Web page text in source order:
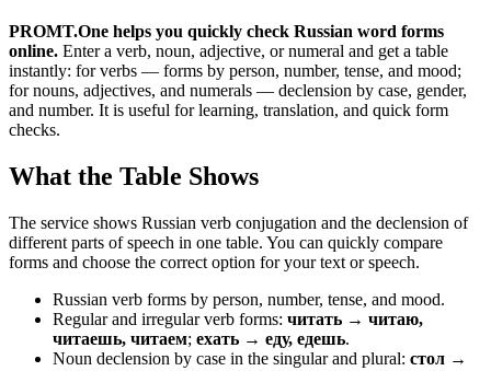
PROMT.One helps you quickly check Russian word forms
online. Enter a verb, noun, adjective, or numeral and get a table
instantly: for verbs — forms by person, number, tense, and mood;
for nouns, adjectives, and numerals — declension by case, gender,
and number. It is useful for learning, translation, and quick form
checks.
What the Table Shows
The service shows Russian verb conjugation and the declension of
different parts of speech in one table. You can quickly compare
forms and choose the correct option for your text or speech.
Russian verb forms by person, number, tense, and mood.
Regular and irregular verb forms: читать → читаю,
читаешь, читаем; ехать → еду, едешь.
Noun declension by case in the singular and plural: стол →